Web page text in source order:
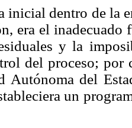
inicial dentro de la
era el inadecuado
y la
del proceso; por
Autónoma del
un